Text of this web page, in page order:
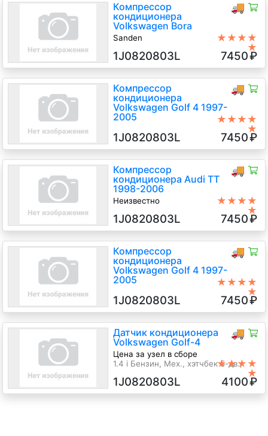
🚚
Компрессор
кондиционера
Volkswagen Bora
Sanden
Седан, синий, 2004 г.в.
★★★★
★
1J0820803L 7450₽
🚚
Компрессор
кондиционера
Volkswagen Golf 4 1997-
2005
AZD 1.6 Бензин Инжектор, 5-
ст.мех., Хэтчбэк 5 дв., серебристый,
★★★★
★
1J0820803L 7450₽
🚚
Компрессор
кондиционера Audi TT
1998-2006
Неизвестно
ARY 1.8 Бензин Турбо-инжектор, 6-
ст.мех 4х4, Купе, серебристый,
2003 г.в.
★★★★
★
1J0820803L 7450₽
🚚
Компрессор
кондиционера
Volkswagen Golf 4 1997-
2005
AZD 1.6 Бензин Инжектор, 5-
ст.мех., Хэтчбэк 3 дв., зеленый,
★★★★
★
1J0820803L 7450₽
🚚
Датчик кондиционера
Volkswagen Golf-4
Цена за узел в сборе
1.4 i Бензин, Мех., хэтчбек 5-дв.,
★★★★
★
1J0820803L 4100₽